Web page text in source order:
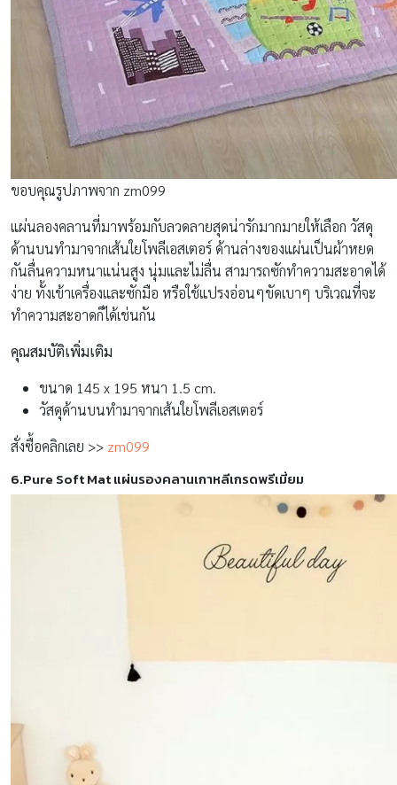
ขอบคุณรูปภาพจาก zm099
แผ่นลองคลานที่มาพร้อมกับลวดลายสุดน่ารักมากมายให้เลือก วัสดุ
ด้านบนทำมาจากเส้นใยโพลีเอสเตอร์ ด้านล่างของแผ่นเป็นผ้าหยด
กันลื่นความหนาแน่นสูง นุ่มและไม่ลื่น สามารถซักทำความสะอาดได้
ง่าย ทั้งเข้าเครื่องและซักมือ หรือใช้แปรงอ่อนๆขัดเบาๆ บริเวณที่จะ
ทำความสะอาดก็ได้เช่นกัน
คุณสมบัติเพิ่มเติม
ขนาด 145 x 195 หนา 1.5 cm.
วัสดุด้านบนทำมาจากเส้นใยโพลีเอสเตอร์
สั่งซื้อคลิกเลย >> zm099
6.Pure Soft Mat แผ่นรองคลานเกาหลีเกรดพรีเมี่ยม